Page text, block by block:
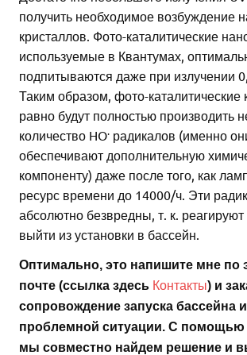
получить необходимое возбуждение
кристаллов. Фото-каталитические
используемые в Квантумах,
подпитываются даже при излучении
Таким образом, фото-каталитические
равно будут полностью производить
количество HO. радикалов (именно
обеспечивают дополнительную
компоненту) даже после того, как
ресурс времени до 14000/ч. Эти
абсолютно безвредны, т. к.
выйти из установки в бассейн.
Оптимально, это напишите мне по
почте (ссылка здесь Контакты) и
сопровождение запуска бассейна
проблемной ситуации. С помощью
мы совместно найдем решение и